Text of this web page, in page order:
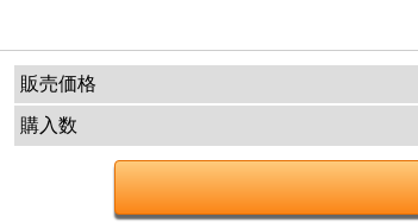
販売価格
購入数